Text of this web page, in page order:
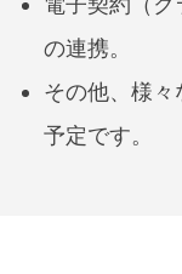
の連携。
その他、様
予定です。